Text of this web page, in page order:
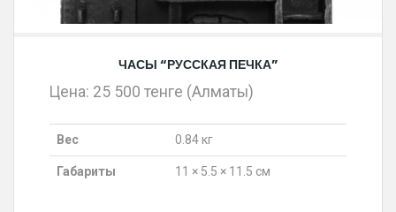
ЧАСЫ “РУССКАЯ ПЕЧКА”
Цена: 25 500 тенге (Алматы)
Вес 0.84 кг
Габариты 11 × 5.5 × 11.5 см